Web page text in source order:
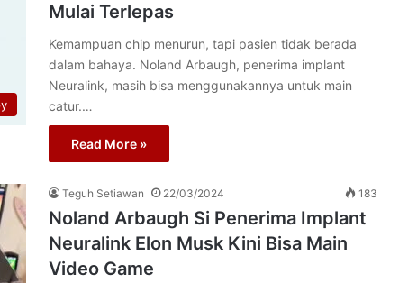
Mulai Terlepas
Kemampuan chip menurun, tapi pasien tidak berada
dalam bahaya. Noland Arbaugh, penerima implant
Neuralink, masih bisa menggunakannya untuk main
catur.…
Read More »
Teguh Setiawan 22/03/2024 183
Noland Arbaugh Si Penerima Implant
Neuralink Elon Musk Kini Bisa Main
Video Game